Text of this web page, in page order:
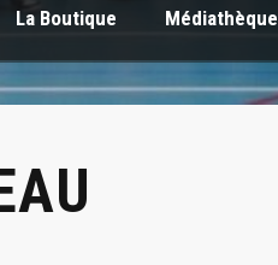
La Boutique Médiathèque